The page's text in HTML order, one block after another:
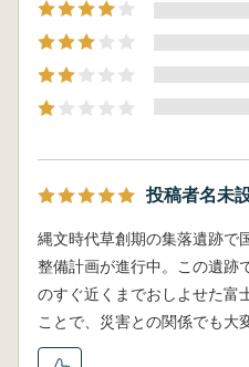
投稿者名未
縄文時代草創期の集落遺跡で
整備計画が進行中。この遺跡
のすぐ近くまでおしよせた富
ことで、災害との関係でも大